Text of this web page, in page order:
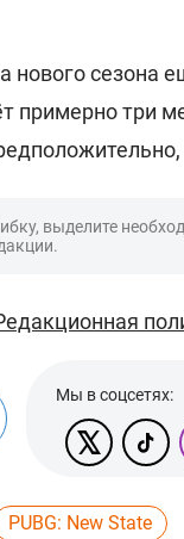
нового сезона
примерно три
выделите
Мы в соцсетях:
PUBG: New State